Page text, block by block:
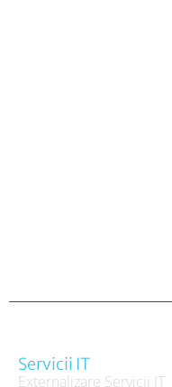
Servicii IT
Externalizare Servicii IT